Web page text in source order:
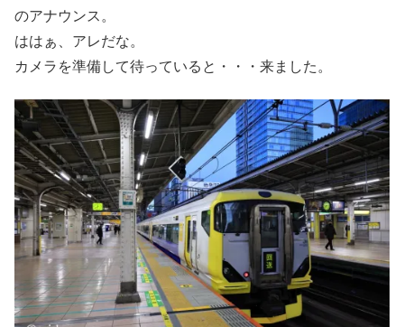
のアナウンス。
ははぁ、アレだな。
カメラを準備して待っていると・・・来ました。